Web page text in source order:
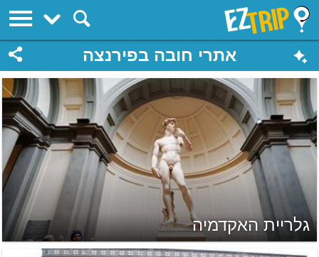
EZTrip
אתרי חובה בפירנצה
גלריית האקדמיה